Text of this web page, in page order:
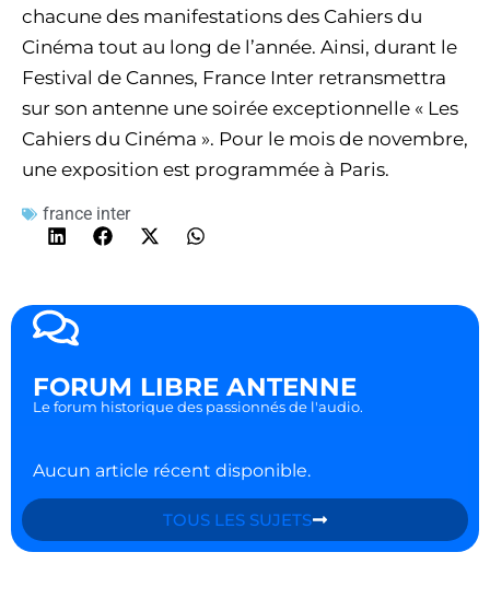
chacune des manifestations des Cahiers du
Cinéma tout au long de l’année. Ainsi, durant le
Festival de Cannes, France Inter retransmettra
sur son antenne une soirée exceptionnelle « Les
Cahiers du Cinéma ». Pour le mois de novembre,
une exposition est programmée à Paris.
france inter
FORUM LIBRE ANTENNE
Le forum historique des passionnés de l'audio.
Aucun article récent disponible.
TOUS LES SUJETS